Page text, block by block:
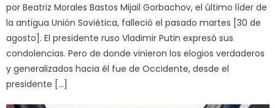
por Beatriz Morales Bastos Mijail Gorbachov, el último líder de
la antigua Unión Soviética, falleció el pasado martes [30 de
agosto]. El presidente ruso Vladimir Putin expresó sus
condolencias. Pero de donde vinieron los elogios verdaderos
y generalizados hacia él fue de Occidente, desde el
presidente […]